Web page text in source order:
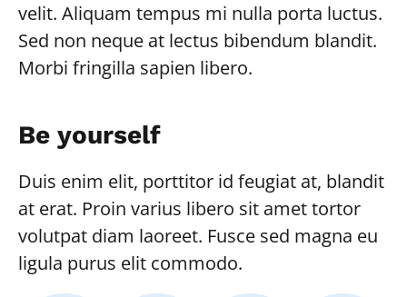
velit. Aliquam tempus mi nulla porta luctus.
Sed non neque at lectus bibendum blandit.
Morbi fringilla sapien libero.
Be yourself
Duis enim elit, porttitor id feugiat at, blandit
at erat. Proin varius libero sit amet tortor
volutpat diam laoreet. Fusce sed magna eu
ligula purus elit commodo.